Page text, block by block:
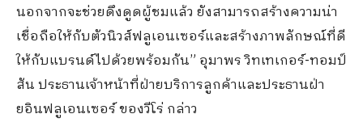
นอกจากจะช่วยดึงดูดผู้ชมแล้ว ยังสามารถสร้างความน่า
เชื่อถือให้กับตัวนิวส์ฟลูเอนเซอร์และสร้างภาพลักษณ์ที่ดี
ให้กับแบรนด์ไปด้วยพร้อมกัน” อุมาพร วิทเทเกอร์-ทอมป์
สันประธานเจ้าหน้าที่ฝ่ายบริการลูกค้าและประธานฝ่า
ยอินฟลูเอนเซอร์ ของวีโร่ กล่าว